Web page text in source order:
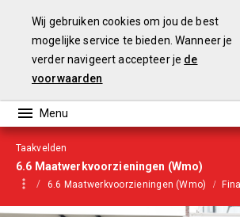
Taakvelden
6.6 Maatwerkvoorzieningen (Wmo)
6.6 Maatwerkvoorzieningen (Wmo)
Wij gebruiken cookies om jou de best
mogelijke service te bieden. Wanneer je
verder navigeert accepteer je de
voorwaarden